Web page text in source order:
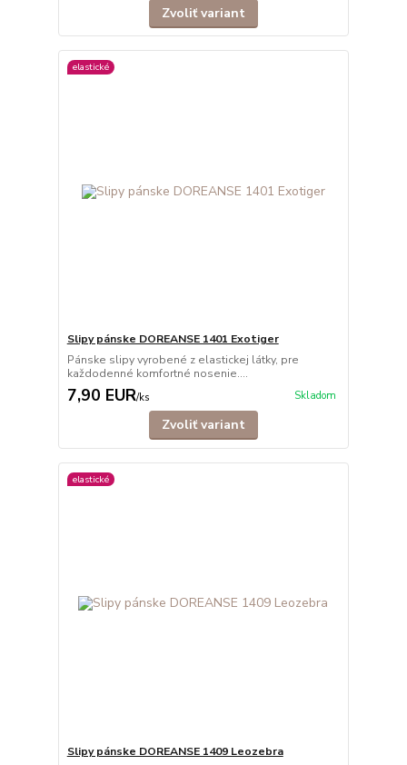
Zvoliť variant
elastické
Slipy pánske DOREANSE 1401 Exotiger
Pánske slipy vyrobené z elastickej látky, pre
každodenné komfortné nosenie....
7,90 EUR/ks Skladom
Zvoliť variant
elastické
Slipy pánske DOREANSE 1409 Leozebra